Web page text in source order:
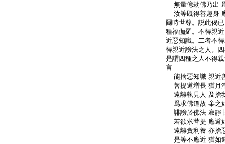
無量億劫佛乃出
汝等既得善趣身
爾時世尊。説此偈
種福伽羅。不得親
近惡知識。二者不
得親近謗法之人。
是謂四種之人不得
言
能捨惡知識 親近
菩提道増長 猶月
遠離執見人 及捨
爲求佛道故 棄之
誹謗於佛法 寂靜
若欲求菩提 應避
遠離貪利養 亦捨
是等不應近 猶如